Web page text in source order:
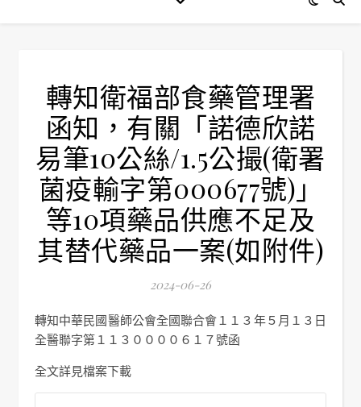
轉知衛福部食藥管理署
函知，有關「諾德欣諾
易筆10公絲/1.5公撮(衛署
菌疫輸字第000677號)」
等10項藥品供應不足及
其替代藥品一案(如附件)
2024-06-26
轉知中華民國醫師公會全國聯合會１１３年５月１３日
全醫聯字第１１３００００６１７號函
全文詳見檔案下載